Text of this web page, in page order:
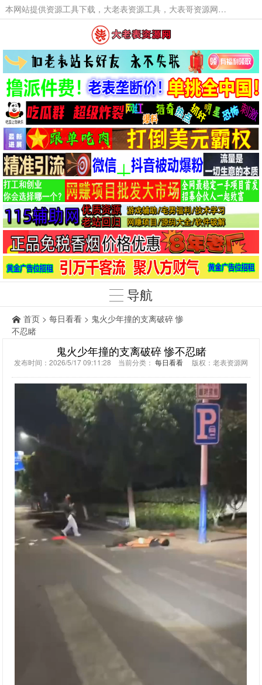
本网站提供资源工具下载，大老表资源工具，大表哥资源网软件工具，大老表资源下载，活动线报福利资源分享,活动线报，大型网游经典游戏，网络热门技术游戏辅助交流与分享。
导航
首页 > 每日看看 > 鬼火少年撞的支离破碎 惨
不忍睹
鬼火少年撞的支离破碎 惨不忍睹
发布时间：2026/5/17 09:11:28 当前分类： 每日看看 版权：老表资源网